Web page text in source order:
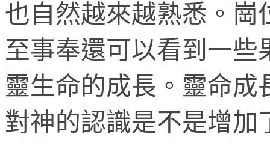
也自然越來越熟悉。崗
至事奉還可以看到一
靈生命的成長。靈命
對神的認識是不是增加